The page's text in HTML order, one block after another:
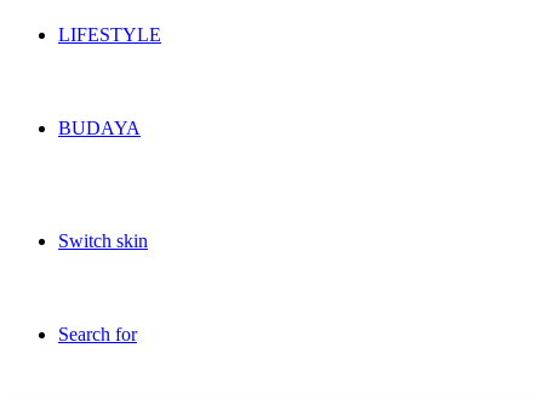
LIFESTYLE
BUDAYA
Switch skin
Search for